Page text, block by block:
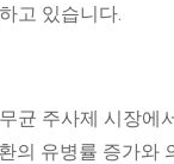
고 있습니다.
균 주사제 시장
의 유병률 증가와